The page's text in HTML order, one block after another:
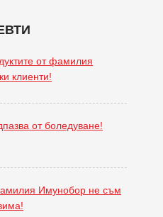
от фамилия
клиенти!
от боледуване!
Имунобор не съм